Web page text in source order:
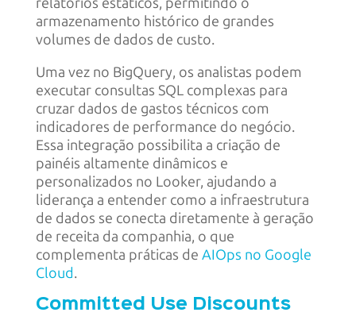
relatórios estáticos, permitindo o
armazenamento histórico de grandes
volumes de dados de custo.
Uma vez no BigQuery, os analistas podem
executar consultas SQL complexas para
cruzar dados de gastos técnicos com
indicadores de performance do negócio.
Essa integração possibilita a criação de
painéis altamente dinâmicos e
personalizados no Looker, ajudando a
liderança a entender como a infraestrutura
de dados se conecta diretamente à geração
de receita da companhia, o que
complementa práticas de AIOps no Google
Cloud.
Committed Use Discounts